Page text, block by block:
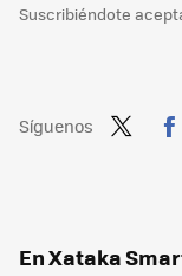
Suscribiéndote
Síguenos
En Xataka